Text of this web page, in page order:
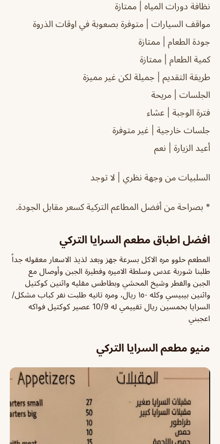
نظافة دورات المياه | ممتازة
مواقف السيارات | متوفرة بصعوبة في اوقات الذروة
جودة الطعام | ممتازة
كمية الطعام | ممتازة
طريقة التقديم | جميلة لكن غير مميزة
الجلسات | مريحة
فترة الوجبة | عشاء
جلسات خارجية | غير متوفرة
أعيد الزيارة | نعم
السلبيات من وجهة نظري | لا توجد
* بصراحة من أفضل المطاعم التركية كسعر مقابل الجودة.
افضل اطباق مطعم السرايا التركي
المطعم حلوو مره الاكل بسرعة جهز وبعد لذيذ الاسعار معقوله جداً
طلبنا شوربة عدس وسلطة الاميره وفطيرة الجبن وأوصال مع
الجبن والفطر وشيخ المحشي وبطاطس مقليه واثنين كوكتيل
واثنين بيبيسي وكله ١٥٠ ريال، ومره تانيه طلبت نفر كباب مشكل/
السرايا بخمسين ريال تقييمي له 10/9 عصير كوكتيل فواكه
اعجبني
منيو مطعم السرايا التركي